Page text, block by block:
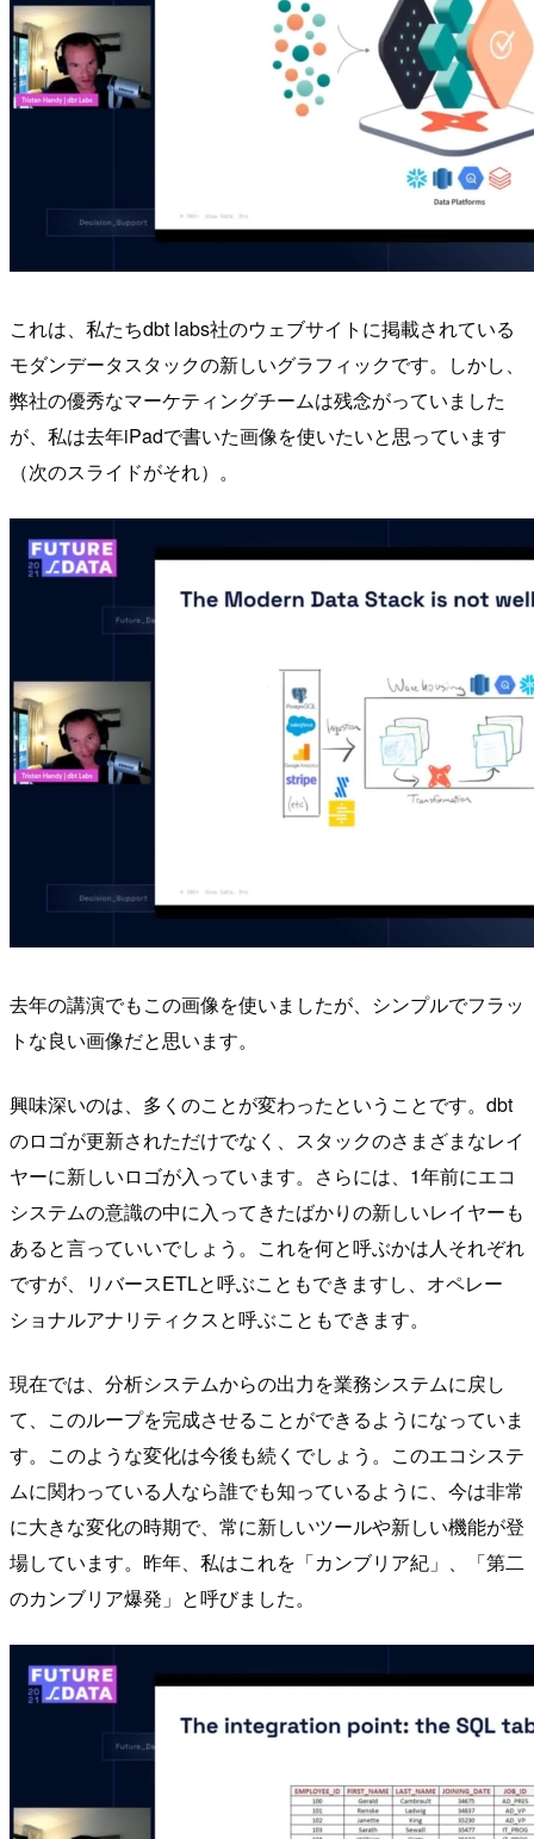
これは、私たちdbt labs社のウェブサイトに掲載されている
モダンデータスタックの新しいグラフィックです。しかし、
弊社の優秀なマーケティングチームは残念がっていました
が、私は去年iPadで書いた画像を使いたいと思っています
（次のスライドがそれ）。
去年の講演でもこの画像を使いましたが、シンプルでフラッ
トな良い画像だと思います。
興味深いのは、多くのことが変わったということです。dbt
のロゴが更新されただけでなく、スタックのさまざまなレイ
ヤーに新しいロゴが入っています。さらには、1年前にエコ
システムの意識の中に入ってきたばかりの新しいレイヤーも
あると言っていいでしょう。これを何と呼ぶかは人それぞれ
ですが、リバースETLと呼ぶこともできますし、オペレー
ショナルアナリティクスと呼ぶこともできます。
現在では、分析システムからの出力を業務システムに戻し
て、このループを完成させることができるようになっていま
す。このような変化は今後も続くでしょう。このエコシステ
ムに関わっている人なら誰でも知っているように、今は非常
に大きな変化の時期で、常に新しいツールや新しい機能が登
場しています。昨年、私はこれを「カンブリア紀」、「第二
のカンブリア爆発」と呼びました。